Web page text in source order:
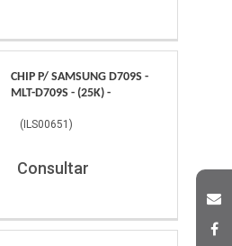
CHIP P/ SAMSUNG D709S -
MLT-D709S - (25K) -
( ILS00651)
Consultar